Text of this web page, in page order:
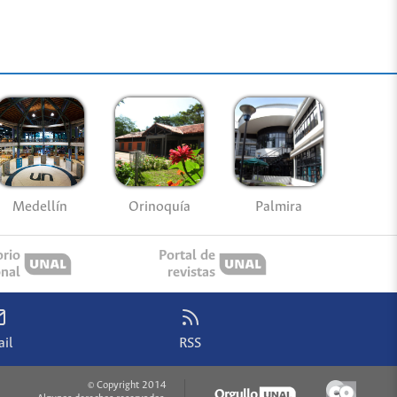
Medellín Orinoquía Palmira
Portal de
revistas
RSS
© Copyright 2014